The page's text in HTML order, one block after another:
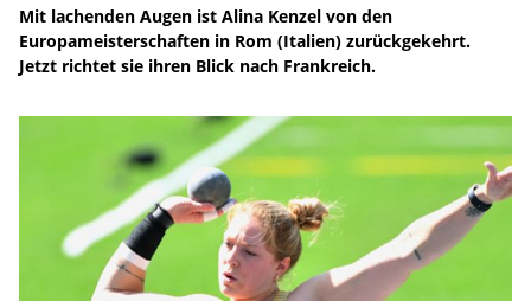
Mit lachenden Augen ist Alina Kenzel von den
Europameisterschaften in Rom (Italien) zurückgekehrt.
Jetzt richtet sie ihren Blick nach Frankreich.